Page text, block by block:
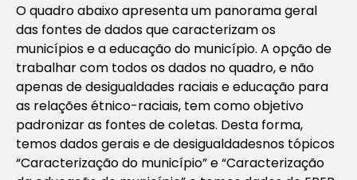
O quadro abaixo apresenta um panorama geral
das fontes de dados que caracterizam os
municípios e a educação do município. A opção de
trabalhar com todos os dados no quadro, e não
apenas de desigualdades raciais e educação para
as relações étnico-raciais, tem como objetivo
padronizar as fontes de coletas. Desta forma,
temos dados gerais e de desigualdadesnos tópicos
“Caracterização do município” e “Caracterização